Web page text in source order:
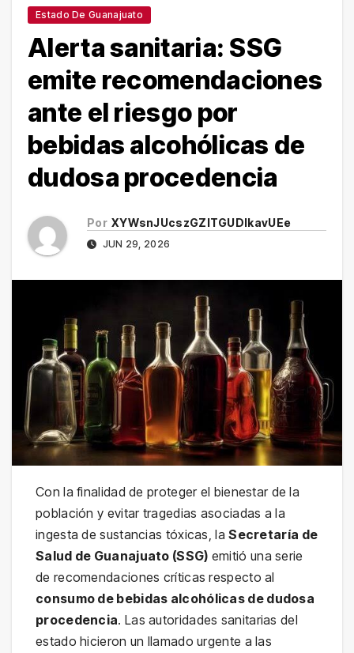
Estado De Guanajuato
Alerta sanitaria: SSG
emite recomendaciones
ante el riesgo por
bebidas alcohólicas de
dudosa procedencia
Por XYWsnJUcszGZITGUDlkavUEe
JUN 29, 2026
Con la finalidad de proteger el bienestar de la
población y evitar tragedias asociadas a la
ingesta de sustancias tóxicas, laSecretaría de
Salud de Guanajuato (SSG) emitió una serie
de recomendaciones críticas respecto al
consumo de bebidas alcohólicas de dudosa
procedencia. Las autoridades sanitarias del
estado hicieron un llamado urgente a las